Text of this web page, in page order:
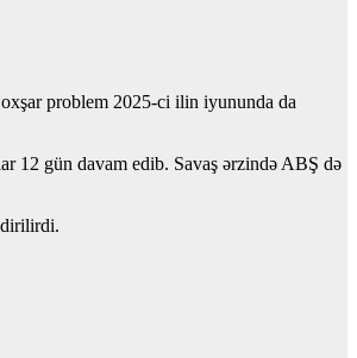
problem 2025-ci ilin iyununda da
12 gün davam edib. Savaş ərzində ABŞ də